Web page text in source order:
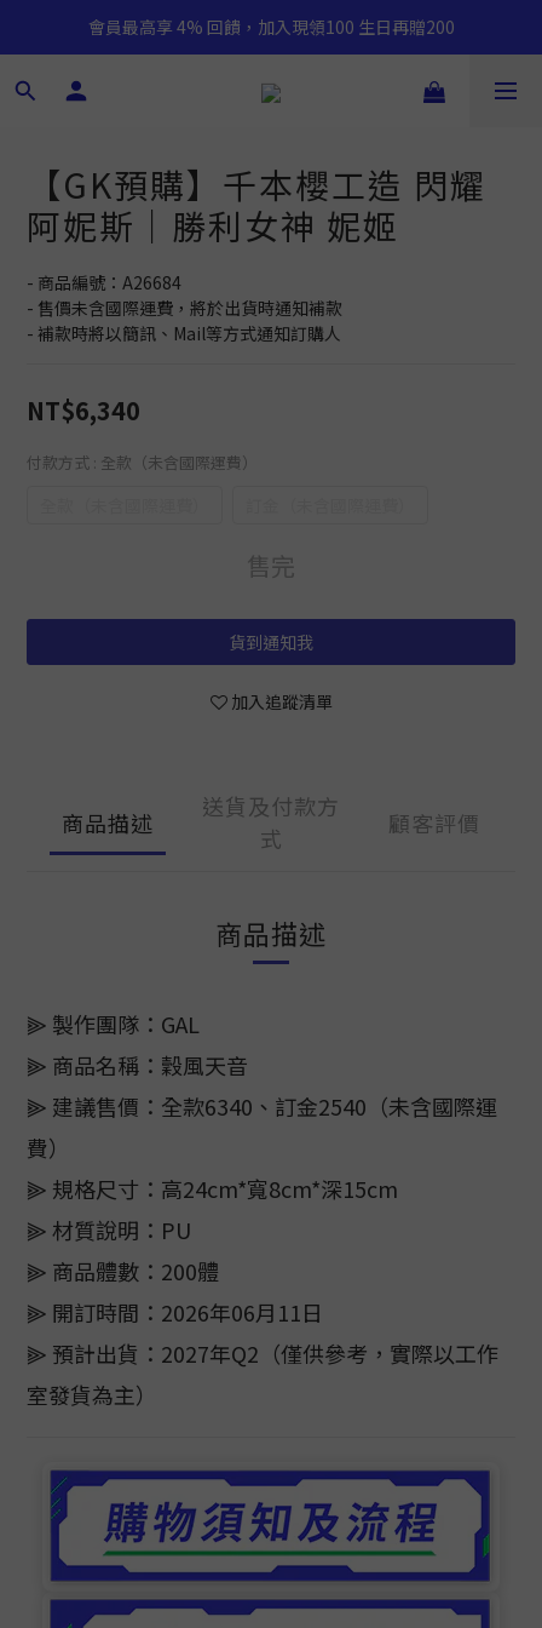
會員最高享 4% 回饋，加入現領100 生日再贈200
【GK預購】千本櫻工造 閃耀
阿妮斯｜勝利女神 妮姬
- 商品編號：A26684
- 售價未含國際運費，將於出貨時通知補款
- 補款時將以簡訊、Mail等方式通知訂購人
NT$6,340
付款方式 : 全款（未含國際運費）
售完
貨到通知我
加入追蹤清單
商品描述
送貨及付款方
式
顧客評價
商品描述
⫸ 製作團隊：GAL
⫸ 商品名稱：穀風天音
⫸ 建議售價：全款6340、訂金2540（未含國際運
費）
⫸ 規格尺寸：高24cm*寬8cm*深15cm
⫸ 材質說明：PU
⫸ 商品體數：200體
⫸ 開訂時間：2026年06月11日
⫸ 預計出貨：2027年Q2（僅供參考，實際以工作
室發貨為主）